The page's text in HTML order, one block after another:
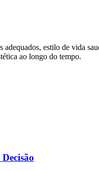
estilo de vida
ao longo do tempo.